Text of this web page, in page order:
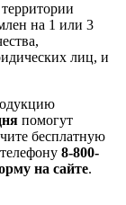
на 1 или 3
лиц, и
помогут
бесплатную
8-800-
на сайте.